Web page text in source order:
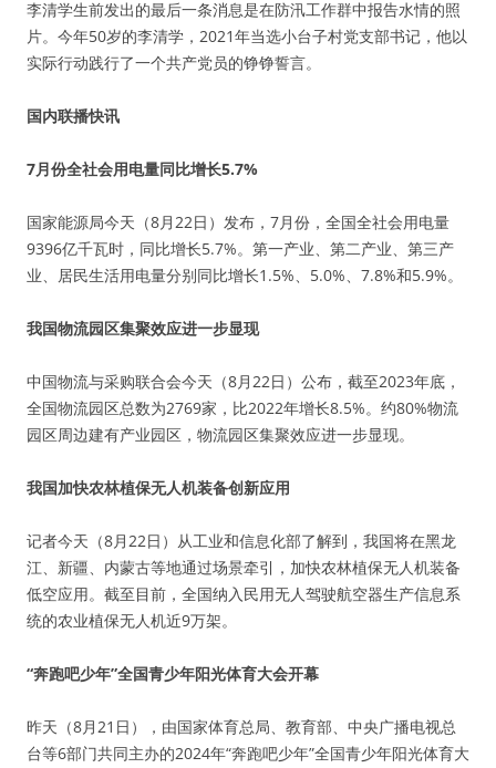
李清学生前发出的最后一条消息是在防汛工作群中报告水情的照
片。今年50岁的李清学，2021年当选小台子村党支部书记，他以
实际行动践行了一个共产党员的铮铮誓言。
国内联播快讯
7月份全社会用电量同比增长5.7%
国家能源局今天（8月22日）发布，7月份，全国全社会用电量
9396亿千瓦时，同比增长5.7%。第一产业、第二产业、第三产
业、居民生活用电量分别同比增长1.5%、5.0%、7.8%和5.9%。
我国物流园区集聚效应进一步显现
中国物流与采购联合会今天（8月22日）公布，截至2023年底，
全国物流园区总数为2769家，比2022年增长8.5%。约80%物流
园区周边建有产业园区，物流园区集聚效应进一步显现。
我国加快农林植保无人机装备创新应用
记者今天（8月22日）从工业和信息化部了解到，我国将在黑龙
江、新疆、内蒙古等地通过场景牵引，加快农林植保无人机装备
低空应用。截至目前，全国纳入民用无人驾驶航空器生产信息系
统的农业植保无人机近9万架。
“奔跑吧少年”全国青少年阳光体育大会开幕
昨天（8月21日），由国家体育总局、教育部、中央广播电视总
台等6部门共同主办的2024年“奔跑吧少年”全国青少年阳光体育大